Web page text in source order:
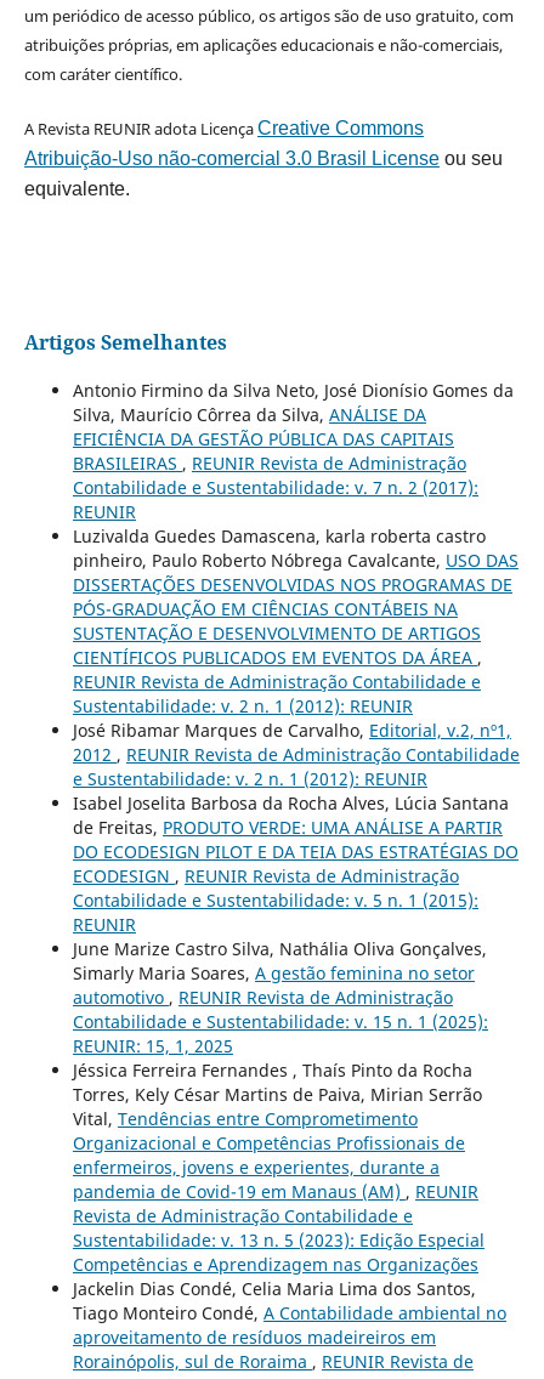
um periódico de acesso público, os artigos são de uso gratuito, com
atribuições próprias, em aplicações educacionais e não-comerciais,
com caráter científico.
A Revista REUNIR adota LicençaCreative Commons
Atribuição-Uso não-comercial 3.0 Brasil Licenseou seu
equivalente.
Artigos Semelhantes
Antonio Firmino da Silva Neto, José Dionísio Gomes da
Silva, Maurício Côrrea da Silva, ANÁLISE DA
EFICIÊNCIA DA GESTÃO PÚBLICA DAS CAPITAIS
BRASILEIRAS , REUNIR Revista de Administração
Contabilidade e Sustentabilidade: v. 7 n. 2 (2017):
REUNIR
Luzivalda Guedes Damascena, karla roberta castro
pinheiro, Paulo Roberto Nóbrega Cavalcante, USO DAS
DISSERTAÇÕES DESENVOLVIDAS NOS PROGRAMAS DE
PÓS-GRADUAÇÃO EM CIÊNCIAS CONTÁBEIS NA
SUSTENTAÇÃO E DESENVOLVIMENTO DE ARTIGOS
CIENTÍFICOS PUBLICADOS EM EVENTOS DA ÁREA ,
REUNIR Revista de Administração Contabilidade e
Sustentabilidade: v. 2 n. 1 (2012): REUNIR
José Ribamar Marques de Carvalho, Editorial, v.2, nº1,
2012 , REUNIR Revista de Administração Contabilidade
e Sustentabilidade: v. 2 n. 1 (2012): REUNIR
Isabel Joselita Barbosa da Rocha Alves, Lúcia Santana
de Freitas, PRODUTO VERDE: UMA ANÁLISE A PARTIR
DO ECODESIGN PILOT E DA TEIA DAS ESTRATÉGIAS DO
ECODESIGN , REUNIR Revista de Administração
Contabilidade e Sustentabilidade: v. 5 n. 1 (2015):
REUNIR
June Marize Castro Silva, Nathália Oliva Gonçalves,
Simarly Maria Soares, A gestão feminina no setor
automotivo , REUNIR Revista de Administração
Contabilidade e Sustentabilidade: v. 15 n. 1 (2025):
REUNIR: 15, 1, 2025
Jéssica Ferreira Fernandes , Thaís Pinto da Rocha
Torres, Kely César Martins de Paiva, Mirian Serrão
Vital, Tendências entre Comprometimento
Organizacional e Competências Profissionais de
enfermeiros, jovens e experientes, durante a
pandemia de Covid-19 em Manaus (AM) , REUNIR
Revista de Administração Contabilidade e
Sustentabilidade: v. 13 n. 5 (2023): Edição Especial
Competências e Aprendizagem nas Organizações
Jackelin Dias Condé, Celia Maria Lima dos Santos,
Tiago Monteiro Condé, A Contabilidade ambiental no
aproveitamento de resíduos madeireiros em
Rorainópolis, sul de Roraima , REUNIR Revista de